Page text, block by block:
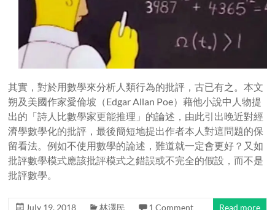
其實，對於用數學來分析人類行為的批評，古已有之。本文
朔及美國作家愛倫坡（Edgar Allan Poe）藉他小說中人物提
出的「詩人比數學家更能推理」的論述，由此引出晚近對經
濟學數學化的批評，最後簡短地提出作者本人對這問題的保
留看法。例如不使用數學的論述，難道就一定會更好？又如
批評數學模式應該批評模式之錯誤或不完全的假設，而不是
批評數學。
July 19, 2018 林澤民 1 Comment Read more